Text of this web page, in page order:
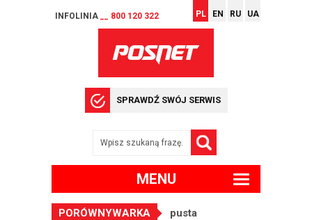
INFOLINIA __ 800 120 322 PL EN RU UA
SPRAWDŹ SWÓJ SERWIS
MENU
PORÓWNYWARKA pusta